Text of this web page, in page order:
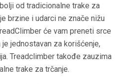
od tradicionalne trake za
brzine i udarci ne znače nižu
će vam preneti srce
jednostavan za korišćenje,
Treadclimber takođe zauzima
trake za trčanje.